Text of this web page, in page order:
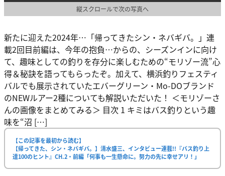
縦スクロールで次の写真へ
新たに迎えた2024年…「帰ってきたシン・ネバギバ。」連
載2回目前編は、今年の抱負…からの、シーズンインに向け
て、趣味としての釣りを存分に楽しむための“モリゾー流”心
得＆秘訣を語ってもらったぞ。加えて、横浜釣りフェスティ
バルでも展示されていたエバーグリーン・Mo-DOブランド
のNEWルアー2種についても解説いただいた！ ＜モリゾーさ
んの画像をまとめてみる＞ 目次 1 キミはバス釣りという趣
味を“沼 […]
【この記事を最初から読む】
【帰ってきた、シン・ネバギバ。】清水盛三、インタビュー連載!!『バス釣り上
達100のヒント』CH.2・前編「何事も一生懸命に。努力の先に幸せアリ！」